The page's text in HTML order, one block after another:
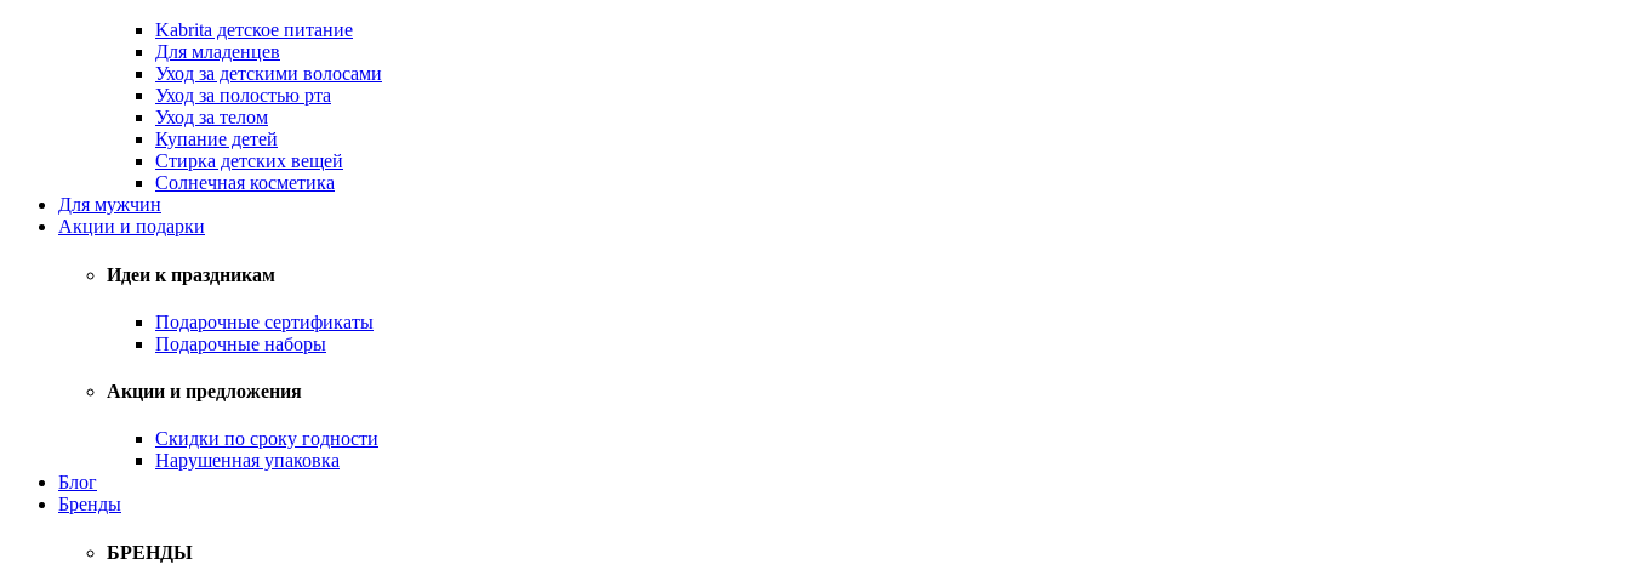
Kabrita детское питание
Для младенцев
Уход за детскими волосами
Уход за полостью рта
Уход за телом
Купание детей
Стирка детских вещей
Солнечная косметика
Для мужчин
Акции и подарки
Идеи к праздникам
Подарочные сертификаты
Подарочные наборы
Акции и предложения
Скидки по сроку годности
Нарушенная упаковка
Блог
Бренды
БРЕНДЫ